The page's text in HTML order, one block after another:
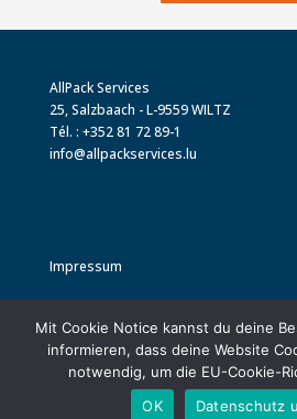
AllPack Services
25, Salzbaach - L-9559 WILTZ
Tél. : +352 81 72 89-1
info@allpackservices.lu
Impressum
Mit Cookie Notice kannst du deine
informieren, dass deine Website
notwendig, um die EU-Cookie-
OK
Datenschutz